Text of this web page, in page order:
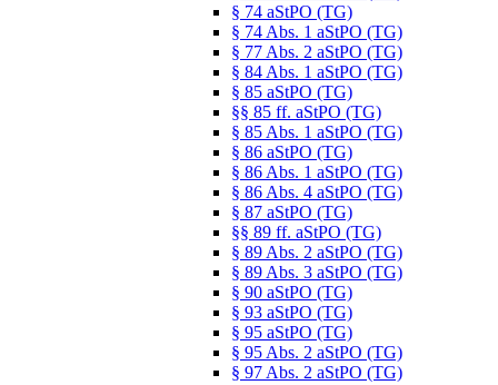
§ 74 aStPO (TG)
§ 74 Abs. 1 aStPO (TG)
§ 77 Abs. 2 aStPO (TG)
§ 84 Abs. 1 aStPO (TG)
§ 85 aStPO (TG)
§§ 85 ff. aStPO (TG)
§ 85 Abs. 1 aStPO (TG)
§ 86 aStPO (TG)
§ 86 Abs. 1 aStPO (TG)
§ 86 Abs. 4 aStPO (TG)
§ 87 aStPO (TG)
§§ 89 ff. aStPO (TG)
§ 89 Abs. 2 aStPO (TG)
§ 89 Abs. 3 aStPO (TG)
§ 90 aStPO (TG)
§ 93 aStPO (TG)
§ 95 aStPO (TG)
§ 95 Abs. 2 aStPO (TG)
§ 97 Abs. 2 aStPO (TG)